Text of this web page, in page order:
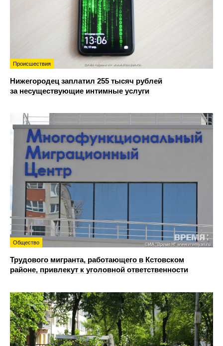
Происшествия
Нижегородец заплатил 255 тысяч рублей
за несуществующие интимные услуги
Общество
Трудового мигранта, работающего в Кстовском
районе, привлекут к уголовной ответственности